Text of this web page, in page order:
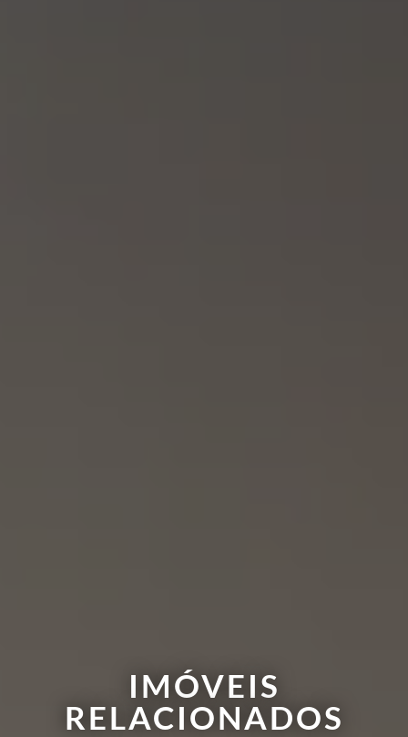
IMÓVEIS
RELACIONADOS